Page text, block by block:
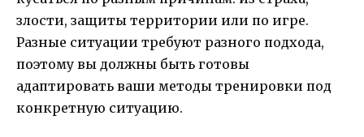
злости, защиты территории или по игре.
Разные ситуации требуют разного подхода,
поэтому вы должны быть готовы
адаптировать ваши методы тренировки под
конкретную ситуацию.